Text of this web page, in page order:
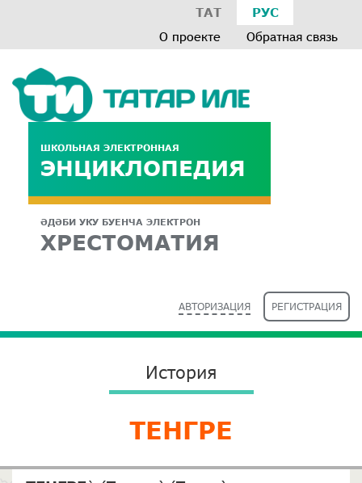
ТАТ РУС
О проекте Обратная связь
ШКОЛЬНАЯ ЭЛЕКТРОННАЯ
ЭНЦИКЛОПЕДИЯ
ӘДӘБИ УКУ БУЕНЧА ЭЛЕКТРОН
ХРЕСТОМАТИЯ
АВТОРИЗАЦИЯ РЕГИСТРАЦИЯ
История
ТЕНГРЕ